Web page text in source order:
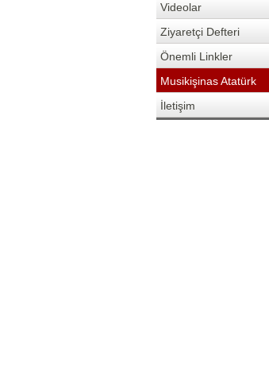
Videolar
Ziyaretçi Defteri
Önemli Linkler
Musikişinas Atatürk
İletişim